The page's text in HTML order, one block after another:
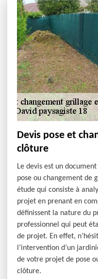
Devis pose et
clôture
Le devis est un
pose ou changement de
étude qui consiste à
projet en prenant en
définissent la nature du
professionnel qui peut
de projet. En effet,
l’intervention d’un
de votre projet de pose
clôture.